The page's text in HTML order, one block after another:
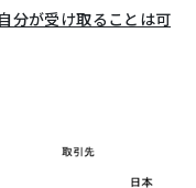
分が受け取ることは可